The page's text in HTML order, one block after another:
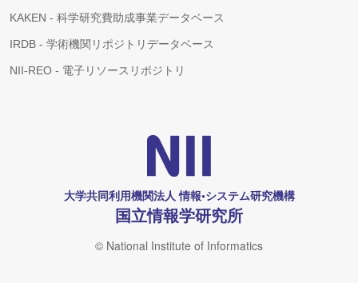
KAKEN - 科学研究費助成事業データベース
IRDB - 学術機関リポジトリデータベース
NII-REO - 電子リソースリポジトリ
大学共同利用機関法人 情報•システム研究機構
国立情報学研究所
© National Institute of Informatics